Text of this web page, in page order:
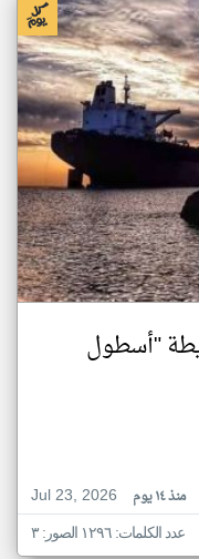
"أسطول
Jul 23, 2026
منذ ١٤ يوم
عدد الكلمات: ١٢٩٦ الصور: ٣